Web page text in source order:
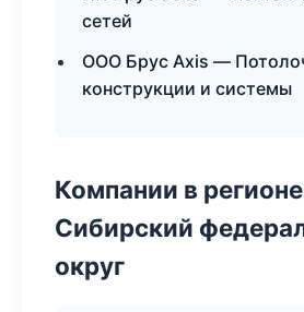
сетей
ООО Брус Axis —
конструкции и системы
Компании в
Сибирский
округ